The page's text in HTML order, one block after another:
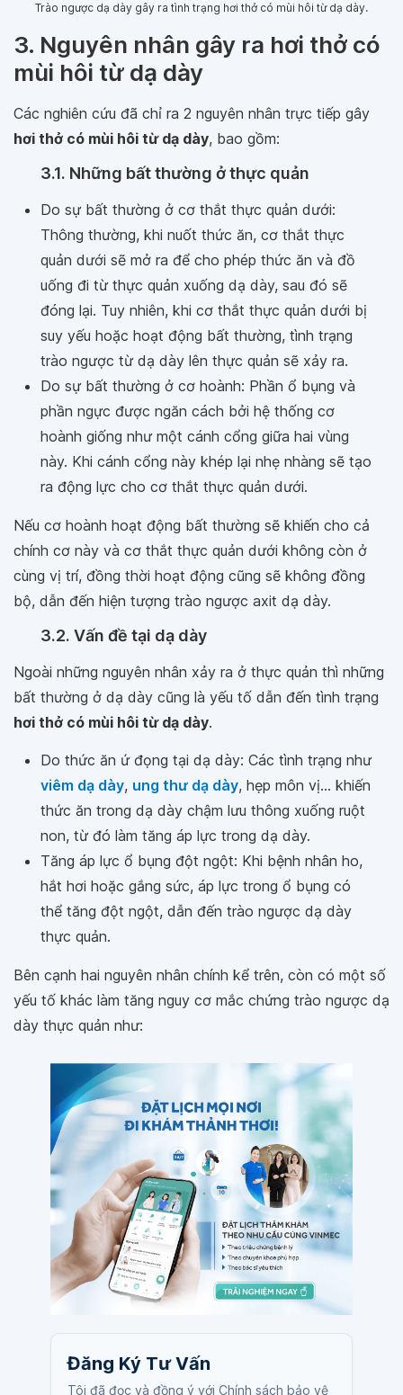
Trào ngược dạ dày gây ra tình trạng hơi thở có mùi hôi từ dạ dày.
3. Nguyên nhân gây ra hơi thở có
mùi hôi từ dạ dày
Các nghiên cứu đã chỉ ra 2 nguyên nhân trực tiếp gây
hơi thở có mùi hôi từ dạ dày, bao gồm:
3.1. Những bất thường ở thực quản
Do sự bất thường ở cơ thắt thực quản dưới:
Thông thường, khi nuốt thức ăn, cơ thắt thực
quản dưới sẽ mở ra để cho phép thức ăn và đồ
uống đi từ thực quản xuống dạ dày, sau đó sẽ
đóng lại. Tuy nhiên, khi cơ thắt thực quản dưới bị
suy yếu hoặc hoạt động bất thường, tình trạng
trào ngược từ dạ dày lên thực quản sẽ xảy ra.
Do sự bất thường ở cơ hoành: Phần ổ bụng và
phần ngực được ngăn cách bởi hệ thống cơ
hoành giống như một cánh cổng giữa hai vùng
này. Khi cánh cổng này khép lại nhẹ nhàng sẽ tạo
ra động lực cho cơ thắt thực quản dưới.
Nếu cơ hoành hoạt động bất thường sẽ khiến cho cả
chính cơ này và cơ thắt thực quản dưới không còn ở
cùng vị trí, đồng thời hoạt động cũng sẽ không đồng
bộ, dẫn đến hiện tượng trào ngược axit dạ dày.
3.2. Vấn đề tại dạ dày
Ngoài những nguyên nhân xảy ra ở thực quản thì những
bất thường ở dạ dày cũng là yếu tố dẫn đến tình trạng
hơi thở có mùi hôi từ dạ dày.
Do thức ăn ứ đọng tại dạ dày: Các tình trạng như
viêm dạ dày, ung thư dạ dày, hẹp môn vị... khiến
thức ăn trong dạ dày chậm lưu thông xuống ruột
non, từ đó làm tăng áp lực trong dạ dày.
Tăng áp lực ổ bụng đột ngột: Khi bệnh nhân ho,
hắt hơi hoặc gắng sức, áp lực trong ổ bụng có
thể tăng đột ngột, dẫn đến trào ngược dạ dày
thực quản.
Bên cạnh hai nguyên nhân chính kể trên, còn có một số
yếu tố khác làm tăng nguy cơ mắc chứng trào ngược dạ
dày thực quản như:
Đăng Ký Tư Vấn
Tôi đã đọc và đồng ý với Chính sách bảo vệ